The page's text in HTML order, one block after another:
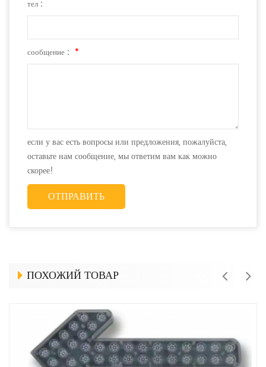
тел :
сообщение : *
если у вас есть вопросы или предложения, пожалуйста,
оставьте нам сообщение, мы ответим вам как можно
скорее!
ПОХОЖИЙ ТОВАР